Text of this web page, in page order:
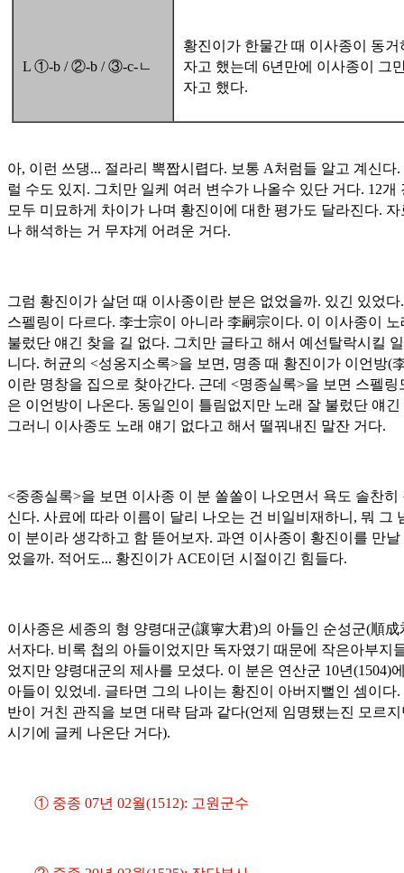
L ①-b / ②-b / ③-c-ㄴ
황진이가 한물간 때 이사종이 동거
자고 했는데 6년만에 이사종이 그
자고 했다.
아, 이런 쓰댕... 절라리 뽁짭시렵다. 보통 A처럼들 알고 계신다.
럴 수도 있지. 그치만 일케 여러 변수가 나올수 있단 거다. 12개
모두 미묘하게 차이가 나며 황진이에 대한 평가도 달라진다. 자
나 해석하는 거 무쟈게 어려운 거다.
그럼 황진이가 살던 때 이사종이란 분은 없었을까. 있긴 있었다
스펠링이 다르다. 李士宗이 아니라 李嗣宗이다. 이 이사종이 노
불렀단 얘긴 찾을 길 없다. 그치만 글타고 해서 예선탈락시킬
니다. 허균의 <성옹지소록>을 보면, 명종 때 황진이가 이언방(
이란 명창을 집으로 찾아간다. 근데 <명종실록>을 보면 스펠링
은 이언방이 나온다. 동일인이 틀림없지만 노래 잘 불렀단 얘긴
그러니 이사종도 노래 얘기 없다고 해서 떨꿔내진 말잔 거다.
<중종실록>을 보면 이사종 이 분 쏠쏠이 나오면서 욕도 솔찬히
신다. 사료에 따라 이름이 달리 나오는 건 비일비재하니, 뭐 그
이 분이라 생각하고 함 뜯어보자. 과연 이사종이 황진이를 만날
었을까. 적어도... 황진이가 ACE이던 시절이긴 힘들다.
이사종은 세종의 형 양령대군(讓寧大君)의 아들인 순성군(順成
서자다. 비록 첩의 아들이었지만 독자였기 때문에 작은아부지
었지만 양령대군의 제사를 모셨다. 이 분은 연산군 10년(1504)
아들이 있었네. 글타면 그의 나이는 황진이 아버지뻘인 셈이다.
반이 거친 관직을 보면 대략 담과 같다(언제 임명됐는진 모르
시기에 글케 나온단 거다).
① 중종 07년 02월(1512): 고원군수